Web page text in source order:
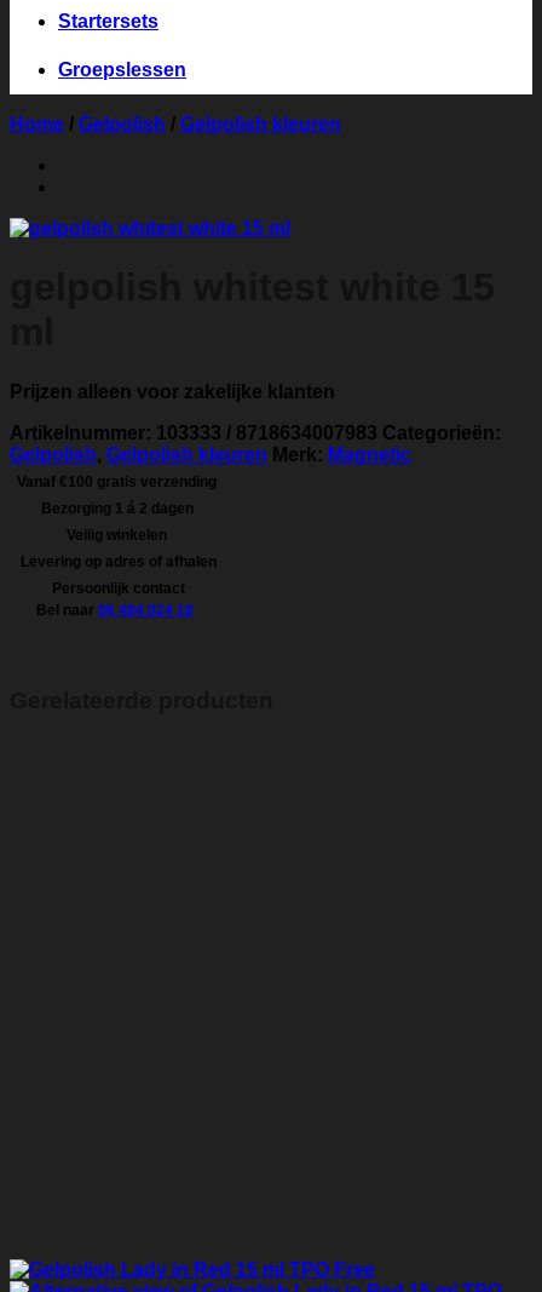
Startersets
Groepslessen
Home / Gelpolish / Gelpolish kleuren
Prijzen alleen voor zakelijke klanten
Artikelnummer: 103333 / 8718634007983 Categorieën:
Gelpolish, Gelpolish kleuren Merk: Magnetic
Vanaf €100 gratis verzending
Bezorging 1 á 2 dagen
Veilig winkelen
Levering op adres of afhalen
Persoonlijk contact
Bel naar 06 484 024 18